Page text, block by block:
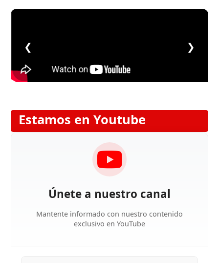
❮ ❯
Estamos en Youtube
Únete a nuestro canal
Mantente informado con nuestro contenido
exclusivo en YouTube